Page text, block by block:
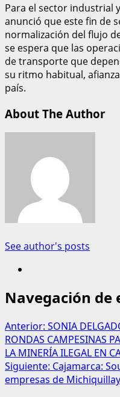
Para el sector industrial
anunció que este fin de
normalización del flujo
se espera que las
de transporte que
su ritmo habitual,
país.
About The Author
See author's posts
Navegación de
Anterior: SONIA
RONDAS CAMPESINAS
LA MINERÍA ILEGAL EN
Siguiente: Cajamarca:
empresas de